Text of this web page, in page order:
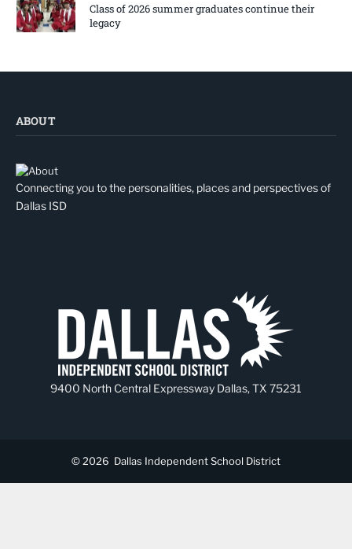
Class of 2026 summer graduates continue their
legacy
ABOUT
Connecting you to the personalities, places and perspectives of
Dallas ISD
9400 North Central Expressway Dallas, TX 75231
© 2026 Dallas Independent School District